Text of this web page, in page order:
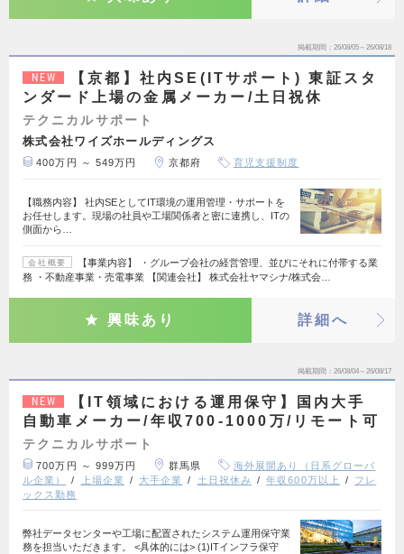
掲載期間 26/08/05～26/08/18
NEW
【京都】社内SE(ITサポート) 東証スタ
ンダード上場の金属メーカー/土日祝休
テクニカルサポート
株式会社ワイズホールディングス
400万円 ～ 549万円 京都府 育児支援制度
【職務内容】 社内SEとしてIT環境の運用管理・サポートを
お任せします。現場の社員や工場関係者と密に連携し、ITの
側面から…
会社概要
【事業内容】 ・グループ会社の経営管理、並びにそれに付帯する業
務 ・不動産事業・売電事業 【関連会社】 株式会社ヤマシナ/株式会…
興味あり 詳細へ
掲載期間 26/08/04～26/08/17
NEW
【IT領域における運用保守】国内大手
自動車メーカー/年収700-1000万/リモート可
テクニカルサポート
700万円 ～ 999万円 群馬県
海外展開あり（日系グローバ
ル企業）
上場企業 大手企業 土日祝休み 年収600万以上
フレ
ックス勤務
弊社データセンターや工場に配置されたシステム運用保守業
務を担当いただきます。 <具体的には> (1)ITインフラ保守